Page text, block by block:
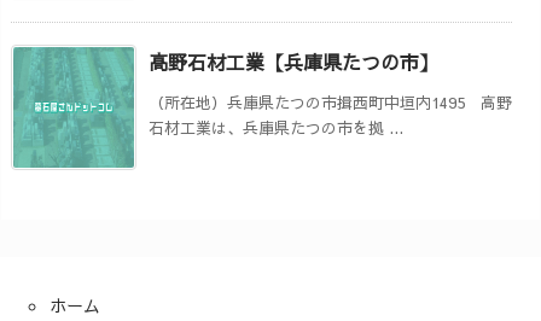
高野石材工業【兵庫県たつの市】
（所在地）兵庫県たつの市揖西町中垣内1495 高野
石材工業は、兵庫県たつの市を拠 ...
ホーム